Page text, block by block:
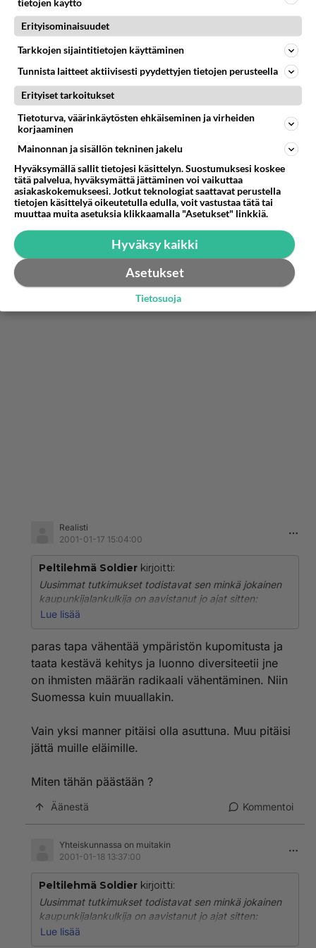
seurauksena, on ainoa johtopäätös tulevaisuutta
ajatellen rajoittaa auton käyttöä kaikin
autouskonnon puolestapuhujien on aika mennä
syvälle itseensä. Suomea on pitkälti perättömien
perusteiden nojalla sanottu pitkäin etäisyyksien
maaksi jossa auton on välttämätön. Jos joku asia
on varma, niin ainakin se että tämän päivän
urbaani Etelä-Suomi on lyhyiden etäisyyksien ja
kurjistamisesta huolimatta hyvän joukkoliikenteen
maa jossa yksityisautoiluun on todella vähän
oikeaa tarvetta. Kun vaalit ovat ohi, on
poliitikkojen aika tehdä päätöksiä jotka toimivat
lasten tulevaisuutta silmälläpitäen.
Kommentoi
Realisti
2001-01-17 15:04:00
Peltilehmä Soldier kirjoitti:
Uusimmat tutkimukset todistavat sen minkä jokainen
kaupunkijalankulkija on aavistanut jo ajat sitten:
autoilun päästöt ovat ylivoimaisesti kaikkein tärkein
raskasmetalli, hiilivety-yhdiste-, sulfaatti-, nitraatti-, ja
erillaiset karsinogeeniset yhdisteet joita autoilu
suurimmassa määrin aiheuttaa, pilaavat ihmisten
terveyden volyymilla jota kukaan ei vielä ole
uskaltanut arvata. Ilmastovaikutusten suhteen
etunenässä, mutta em.pienhiukkasten aiheuttamissa
terveysvaikutuksissa peltilehmä on kirkkaassa
pääosassa. Ilman epäpuhtaudet aiheuttavat 200-400
astmaoireet, hengitystieinfektiot ja lasten allergisuus
Yhteiskunnallinen kokonaislasku tästä terveyden
menetyksestä on vielä mittaamaton.
Katalysaattorin ja polttoaineen puhdistumisen
autokansa innokkaasti toitottanut. Uusi
pienhiukkastutkimus vetää maton tämän propagandan
alta. Tähän asti on mitattu vain rikin, lyijyn ja hään
pitoisuuksia, ei pienhiukkasia joiden terveyttä pilaavat
vaikutukset on vihdoin huomattu. Kun tämän lisäksi voi
Lue lisää
paras tapa vähentää ympäristön kupomitusta ja
taata kestävä kehitys ja luonno diversiteetii jne
on ihmisten määrän radikaali vähentäminen. Niin
Suomessa kuin muuallakin.
Vain yksi manner pitäisi olla asuttuna. Muu pitäisi
jättä muille eläimille.
Miten tähän päästään ?
Äänestä Kommentoi
Yhteiskunnassa on muitakin
2001-01-18 13:37:00
Peltilehmä Soldier kirjoitti:
Uusimmat tutkimukset todistavat sen minkä jokainen
kaupunkijalankulkija on aavistanut jo ajat sitten:
autoilun päästöt ovat ylivoimaisesti kaikkein tärkein
Lue lisää
tietojen käyttö
Erityisominaisuudet
Tarkkojen sijaintitietojen käyttäminen
Tunnista laitteet aktiivisesti pyydettyjen tietojen perusteella
Erityiset tarkoitukset
Tietoturva, väärinkäytösten ehkäiseminen ja virheiden
korjaaminen
Mainonnan ja sisällön tekninen jakelu
Hyväksymällä sallit tietojesi käsittelyn. Suostumuksesi koskee
tätä palvelua, hyväksymättä jättäminen voi vaikuttaa
asiakaskokemukseesi. Jotkut teknologiat saattavat perustella
tietojen käsittelyä oikeutetulla edulla, voit vastustaa tätä tai
muuttaa muita asetuksia klikkaamalla "Asetukset" linkkiä.
Hyväksy kaikki
Asetukset
Tietosuoja